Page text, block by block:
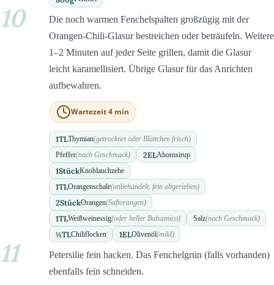
10
Die noch warmen Fenchelspalten großzügig mit der
Orangen-Chili-Glasur bestreichen oder beträufeln. Weitere
1–2 Minuten auf jeder Seite grillen, damit die Glasur
leicht karamellisiert. Übrige Glasur für das Anrichten
aufbewahren.
Wartezeit 4 min
1TLThymian(getrocknet oder Blättchen frisch)
Pfeffer(nach Geschmack) 2ELAhornsirup
1StückKnoblauchzehe
1TLOrangenschale(unbehandelt, fein abgerieben)
2StückOrangen(Saftorangen)
1TLWeißweinessig(oder heller Balsamico) Salz(nach Geschmack)
½TLChiliflocken 1ELOlivenöl(mild)
11
Petersilie fein hacken. Das Fenchelgrün (falls vorhanden)
ebenfalls fein schneiden.